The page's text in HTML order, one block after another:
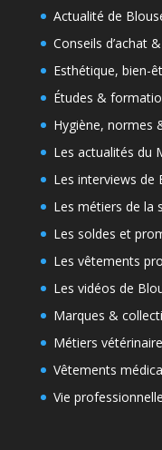
Actualité de
Conseils d’achat
Esthétique, bien-
Études &
Hygiène, normes
Les actualités du
Les interviews de
Les métiers de la
Les soldes et
Les vêtements
Les vidéos de
Marques &
Métiers
Vêtements
Vie